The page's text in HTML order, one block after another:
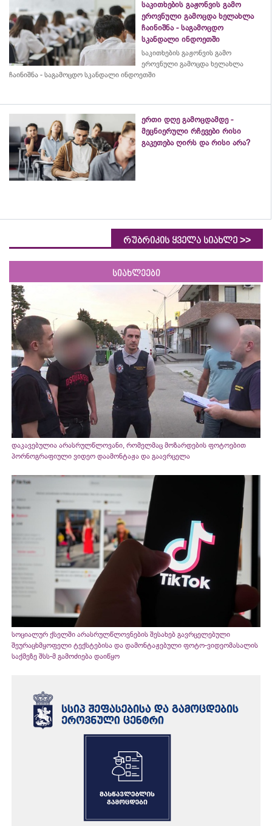
საკითხების გაჟონვის გამო
ეროვნული გამოცდა ხელახლა
ჩაინიშნა - საგამოცდო
სკანდალი ინდოეთში
საკითხების გაჟონვის გამო
ეროვნული გამოცდა ხელახლა
ჩაინიშნა - საგამოცდო სკანდალი ინდოეთში
ერთი დღე გამოცდამდე -
მეცნიერული რჩევები რისი
გაკეთება ღირს და რისი არა?
რუბრიკის ყველა სიახლე >>
სიახლეები
დაკავებულია არასრულწლოვანი, რომელმაც მოზარდების ფოტოებით
პორნოგრაფიული ვიდეო დაამონტაჟა და გაავრცელა
სოციალურ ქსელში არასრულწლოვნების შესახებ გავრცელებული
შეურაცხმყოფელი ტექსტებისა და დამონტაჟებული ფოტო-ვიდეომასალის
საქმეზე შსს-მ გამოძიება დაიწყო